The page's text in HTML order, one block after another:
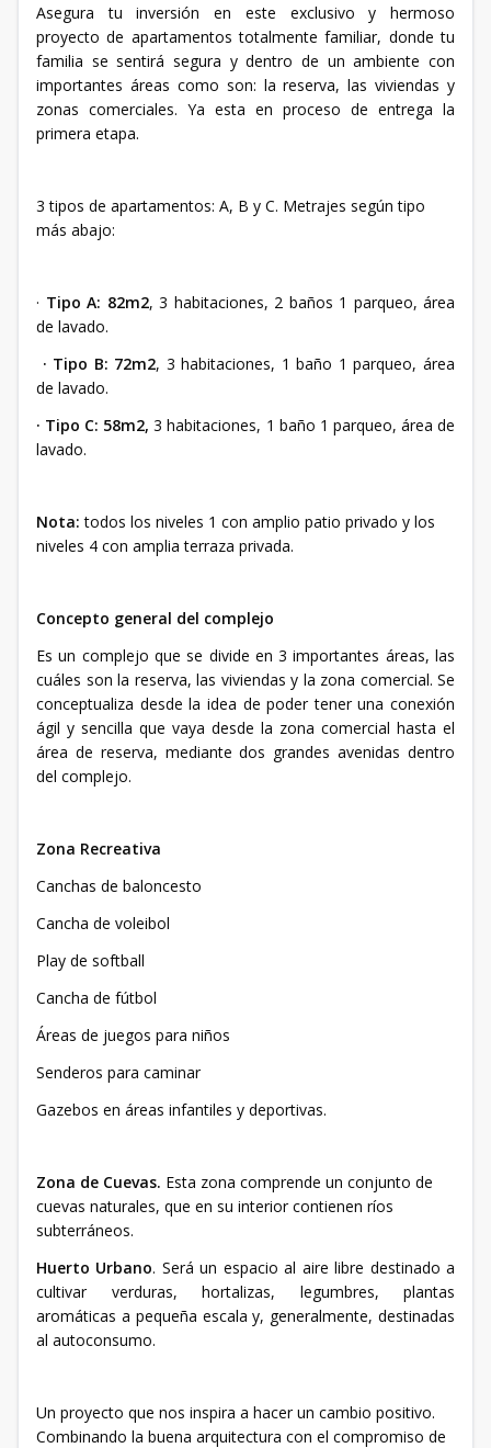
Asegura tu inversión en este exclusivo y hermoso
proyecto de apartamentos totalmente familiar, donde tu
familia se sentirá segura y dentro de un ambiente con
importantes áreas como son: la reserva, las viviendas y
zonas comerciales. Ya esta en proceso de entrega la
primera etapa.
3 tipos de apartamentos: A, B y C. Metrajes según tipo
más abajo:
· Tipo A: 82m2, 3 habitaciones, 2 baños 1 parqueo, área
de lavado.
· Tipo B: 72m2, 3 habitaciones, 1 baño 1 parqueo, área
de lavado.
· Tipo C: 58m2, 3 habitaciones, 1 baño 1 parqueo, área de
lavado.
Nota: todos los niveles 1 con amplio patio privado y los
niveles 4 con amplia terraza privada.
Concepto general del complejo
Es un complejo que se divide en 3 importantes áreas, las
cuáles son la reserva, las viviendas y la zona comercial. Se
conceptualiza desde la idea de poder tener una conexión
ágil y sencilla que vaya desde la zona comercial hasta el
área de reserva, mediante dos grandes avenidas dentro
del complejo.
Zona Recreativa
Canchas de baloncesto
Cancha de voleibol
Play de softball
Cancha de fútbol
Áreas de juegos para niños
Senderos para caminar
Gazebos en áreas infantiles y deportivas.
Zona de Cuevas. Esta zona comprende un conjunto de
cuevas naturales, que en su interior contienen ríos
subterráneos.
Huerto Urbano. Será un espacio al aire libre destinado a
cultivar verduras, hortalizas, legumbres, plantas
aromáticas a pequeña escala y, generalmente, destinadas
al autoconsumo.
Un proyecto que nos inspira a hacer un cambio positivo.
Combinando la buena arquitectura con el compromiso de